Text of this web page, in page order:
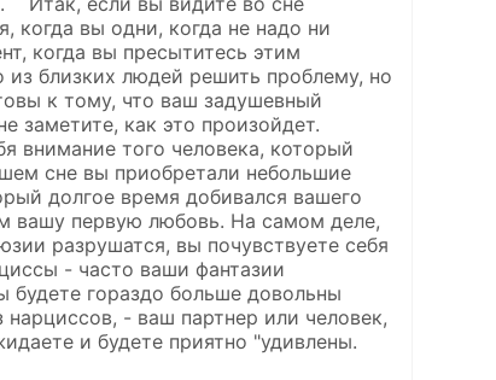
когда вы одни, когда не надо ни
когда вы пресытитесь этим
близких людей решить проблему, но
к тому, что ваш задушевный
заметите, как это произойдет.
внимание того человека, который
сне вы приобретали небольшие
долгое время добивался вашего
вашу первую любовь. На самом деле,
разрушатся, вы почувствуете себя
- часто ваши фантазии
будете гораздо больше довольны
- ваш партнер или человек,
и будете приятно "удивлены.